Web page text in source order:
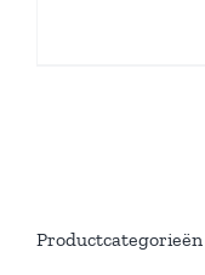
Productcategorieën